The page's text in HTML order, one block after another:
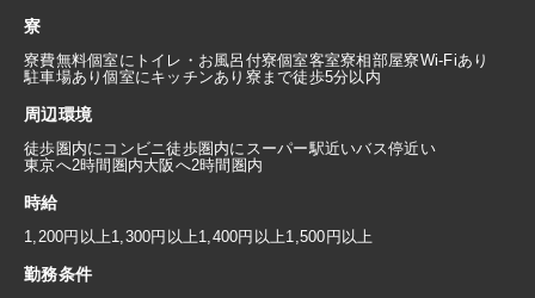
寮
寮費無料個室にトイレ・お風呂付寮個室客室寮相部屋寮Wi-Fiあり
駐車場あり個室にキッチンあり 寮まで徒歩5分以内
周辺環境
徒歩圏内にコンビニ徒歩圏内にスーパー駅近いバス停近い
東京へ2時間圏内大阪へ2時間圏内
時給
1,200円以上1,300円以上1,400円以上1,500円以上
勤務条件